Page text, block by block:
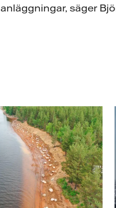
anläggningar, säger